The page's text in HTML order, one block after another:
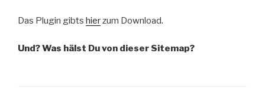
Das Plugin gibts hierzum Download.
Und? Was hälst Du von dieser Sitemap?